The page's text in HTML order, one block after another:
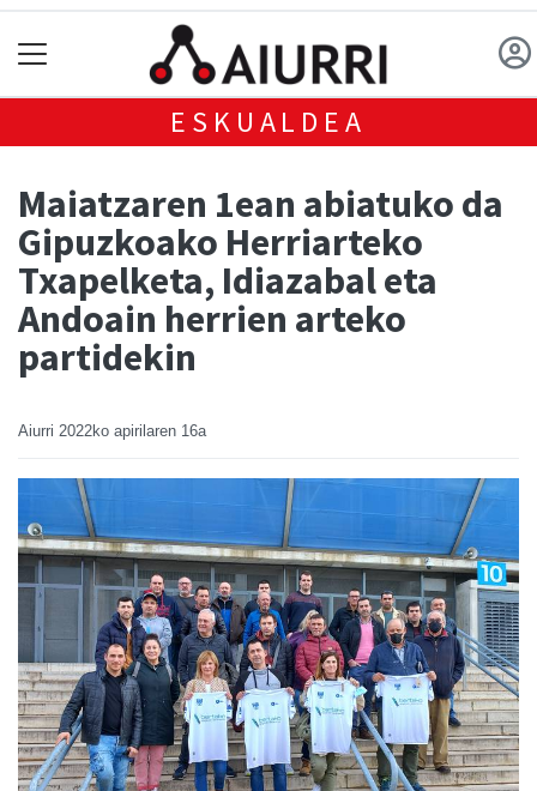
ESKUALDEA
Maiatzaren 1ean abiatuko da
Gipuzkoako Herriarteko
Txapelketa, Idiazabal eta
Andoain herrien arteko
partidekin
Aiurri 2022ko apirilaren 16a